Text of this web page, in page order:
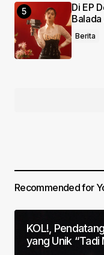
Di EP
Berita
Recommended for
KOL!,
yang Unik “Tadi